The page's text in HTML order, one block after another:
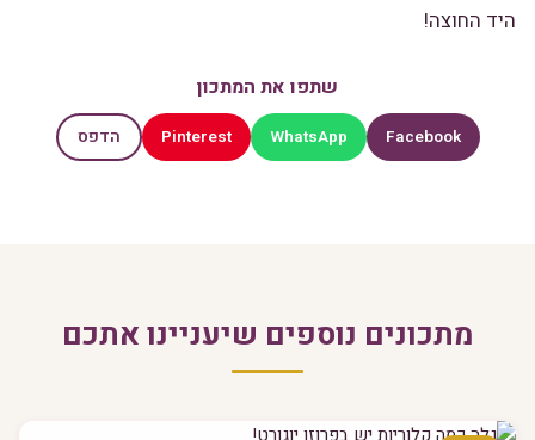
היד החוצה!
שתפו את המתכון
Facebook
WhatsApp
Pinterest הדפס
מתכונים נוספים שיעניינו אתכם